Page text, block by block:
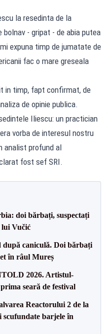
la resedinta de la
- gripat - de abia putea
expuna timp de jumatate de
fac o mare greseala
in timp, fapt confirmat, de
de opinie publica.
Iliescu: un practician
vorba de interesul nostru
analist profund al
fost sef SRI.
doi bărbați, suspectați
lui Vučić
după caniculă. Doi bărbați
în râul Mureș
2026. Artistul-
seară de festival
Reactorului 2 de la
barjele în